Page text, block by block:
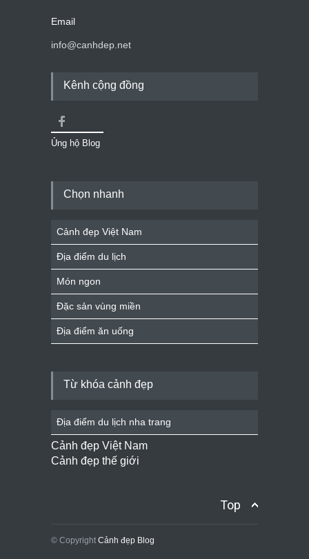
Email
info@canhdep.net
Kênh cộng đồng
Ủng hộ Blog
Chọn nhanh
Cảnh đẹp Việt Nam
Địa điểm du lịch
Món ngon
Đặc sản vùng miền
Địa điểm ăn uống
Từ khóa cảnh đẹp
Địa điểm du lịch nha trang
Cảnh đẹp Việt Nam
Cảnh đẹp thế giới
Top
© Copyright Cảnh đẹp Blog